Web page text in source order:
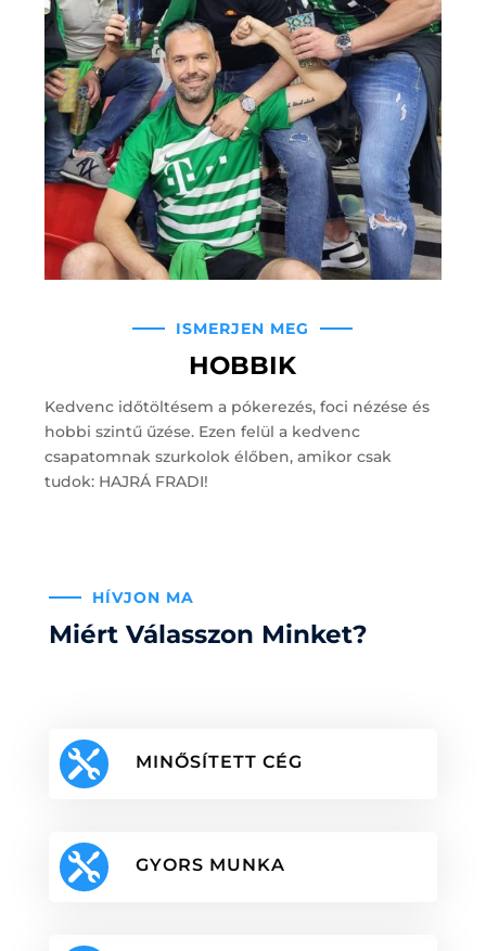
ISMERJEN MEG
HOBBIK
Kedvenc időtöltésem a pókerezés, foci nézése és
hobbi szintű űzése. Ezen felül a kedvenc
csapatomnak szurkolok élőben, amikor csak
tudok: HAJRÁ FRADI!
HÍVJON MA
Miért Válasszon Minket?
 MINŐSÍTETT CÉG
 GYORS MUNKA